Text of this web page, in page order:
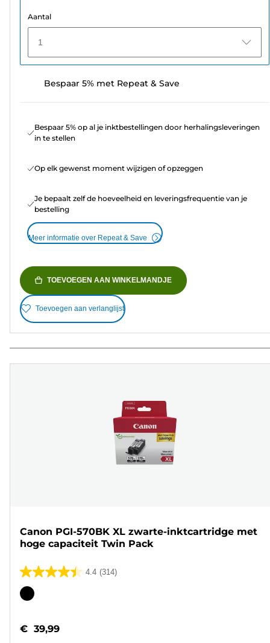
Aantal
1
Bespaar 5% met Repeat & Save
Bespaar 5% op al je inktbestellingen door herhalingsleveringen
in te stellen
Op elk gewenst moment wijzigen of opzeggen
Je bepaalt zelf de hoeveelheid en leveringsfrequentie van je
bestelling
Meer informatie over Repeat & Save
TOEVOEGEN AAN WINKELMANDJE
Toevoegen aan verlanglijst
Canon PGI-570BK XL zwarte-inktcartridge met
hoge capaciteit Twin Pack
4.4 (314)
4.4
van
sterren.
Kleurencartridge
€ 39,99